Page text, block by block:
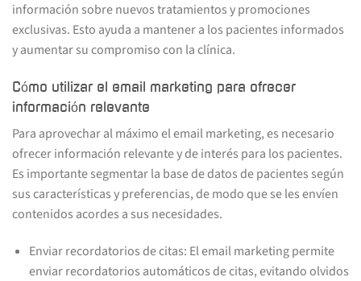
información sobre nuevos tratamientos y promociones
exclusivas. Esto ayuda a mantener a los pacientes informados
y aumentar su compromiso con la clínica.
Cómo utilizar el email marketing para ofrecer
información relevante
Para aprovechar al máximo el email marketing, es necesario
ofrecer información relevante y de interés para los pacientes.
Es importante segmentar la base de datos de pacientes según
sus características y preferencias, de modo que se les envíen
contenidos acordes a sus necesidades.
Enviar recordatorios de citas: El email marketing permite
enviar recordatorios automáticos de citas, evitando olvidos